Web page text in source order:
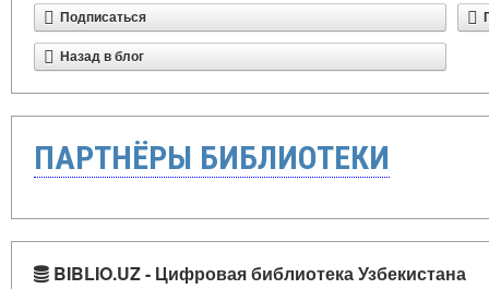
Подписаться
Назад в блог
ПАРТНЁРЫ БИБЛИОТЕКИ
BIBLIO.UZ - Цифровая библиотека Узбекистана